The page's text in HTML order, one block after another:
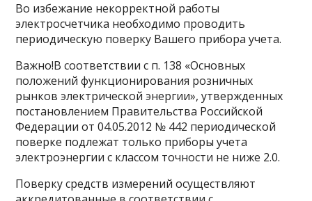
Во избежание некорректной работы
электросчетчика необходимо проводить
периодическую поверку Вашего прибора учета.
Важно!В соответствии с п. 138 «Основных
положений функционирования розничных
рынков электрической энергии», утвержденных
постановлением Правительства Российской
Федерации от 04.05.2012 № 442 периодической
поверке подлежат только приборы учета
электроэнергии с классом точности не ниже 2.0.
Поверку средств измерений осуществляют